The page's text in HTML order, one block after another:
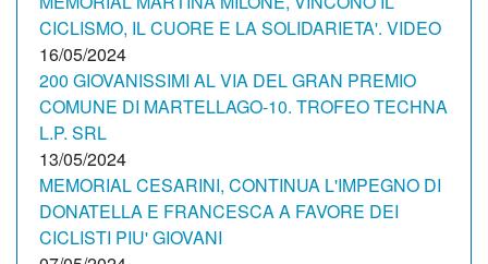
CICLISMO, IL CUORE E LA SOLIDARIETA'. VIDEO
16/05/2024
200 GIOVANISSIMI AL VIA DEL GRAN PREMIO
COMUNE DI MARTELLAGO-10. TROFEO TECHNA
L.P. SRL
13/05/2024
MEMORIAL CESARINI, CONTINUA L'IMPEGNO DI
DONATELLA E FRANCESCA A FAVORE DEI
CICLISTI PIU' GIOVANI